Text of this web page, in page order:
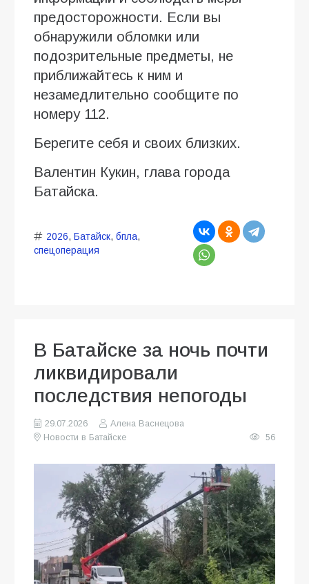
предосторожности. Если вы
обнаружили обломки или
подозрительные предметы, не
приближайтесь к ним и
незамедлительно сообщите по
номеру 112.
Берегите себя и своих близких.
Валентин Кукин, глава города
Батайска.
2026, Батайск, бпла,
спецоперация
В Батайске за ночь почти
ликвидировали
последствия непогоды
29.07.2026
Алена Васнецова
Новости в Батайске
56